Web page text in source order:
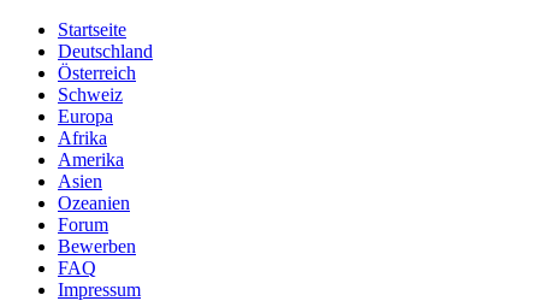
Startseite
Deutschland
Österreich
Schweiz
Europa
Afrika
Amerika
Asien
Ozeanien
Forum
Bewerben
FAQ
Impressum